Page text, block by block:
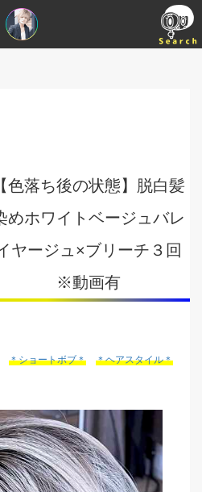
【色落ち後の状態】脱白髪
めホワイトベージュバレ
ヤージュ×ブリーチ３回
※動画有
＊ショートボブ＊ ＊ヘアスタイル＊